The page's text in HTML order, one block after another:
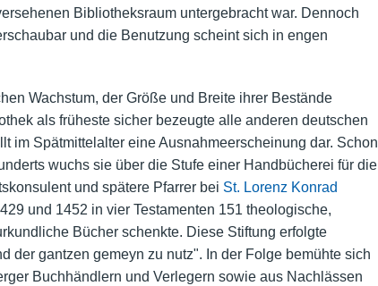
Bibliotheksraum untergebracht war. Dennoch
und die Benutzung scheint sich in engen
Wachstum, der Größe und Breite ihrer Bestände
als früheste sicher bezeugte alle anderen deutschen
im Spätmittelalter eine Ausnahmeerscheinung dar. Schon
wuchs sie über die Stufe einer Handbücherei für die
und spätere Pfarrer bei St. Lorenz Konrad
und 1452 in vier Testamenten 151 theologische,
Bücher schenkte. Diese Stiftung erfolgte
der gantzen gemeyn zu nutz". In der Folge bemühte sich
Buchhändlern und Verlegern sowie aus Nachlässen